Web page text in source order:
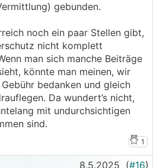
gebunden.
noch ein paar Stellen gibt,
nicht komplett
man sich manche Beiträge
könnte man meinen, wir
bedanken und gleich
Da wundert’s nicht,
mit undurchsichtigen
sind.
1
8.5.2025 (#16)